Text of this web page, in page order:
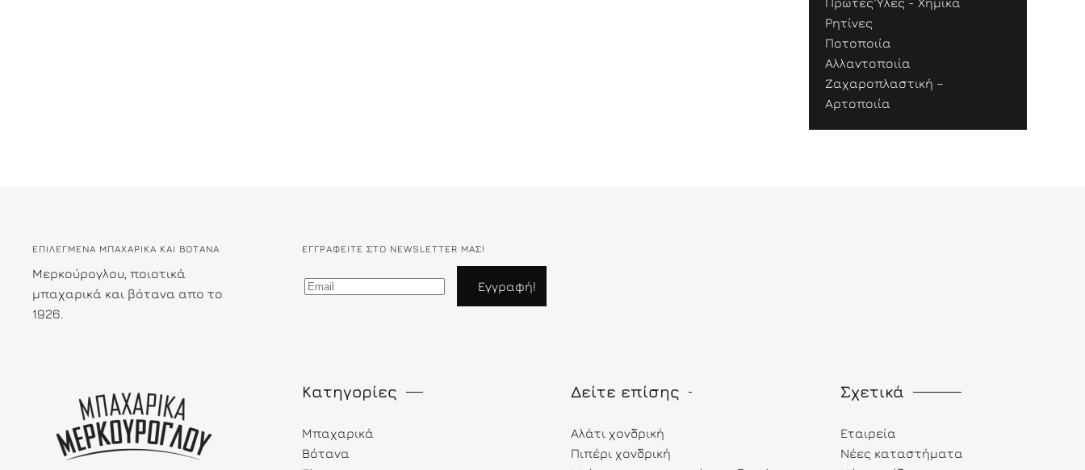
Ρητίνες
Ποτοποιία
Αλλαντοποιία
Ζαχαροπλαστική –
Αρτοποιία
ΕΠΙΛΕΓΜΕΝΑ ΜΠΑΧΑΡΙΚΑ ΚΑΙ ΒΟΤΑΝΑ
Μερκούρογλου, ποιοτικά
μπαχαρικά και βότανα απο το
1926.
ΕΓΓΡΑΦΕΊΤΕ ΣΤΟ NEWSLETTER ΜΑΣ!
Κατηγορίες
Μπαχαρικά
Βότανα
Δείτε επίσης
Αλάτι χονδρική
Πιπέρι χονδρική
Σχετικά
Εταιρεία
Νέες καταστήματα